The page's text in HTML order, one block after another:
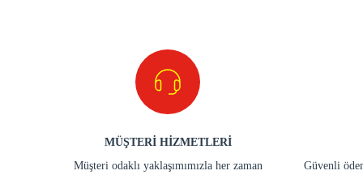
MÜŞTERİ HİZMETLERİ
Müşteri odaklı yaklaşımımızla her zaman
Güvenli